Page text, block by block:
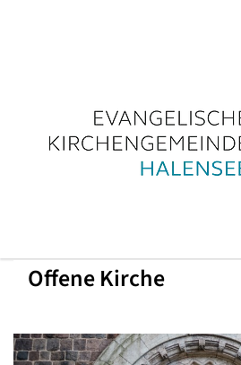
Offene Kirche